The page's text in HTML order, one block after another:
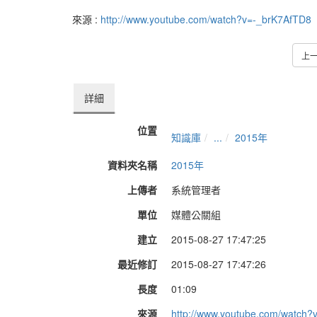
來源 : http://www.youtube.com/watch?v=-_brK7AfTD8
上
詳細
位置 知識庫 ...
2015年
資料夾名稱
2015年
上傳者
系統管理者
單位
媒體公關組
建立
2015-08-27 17:47:25
最近修訂
2015-08-27 17:47:26
長度
01:09
來源
http://www.youtube.com/